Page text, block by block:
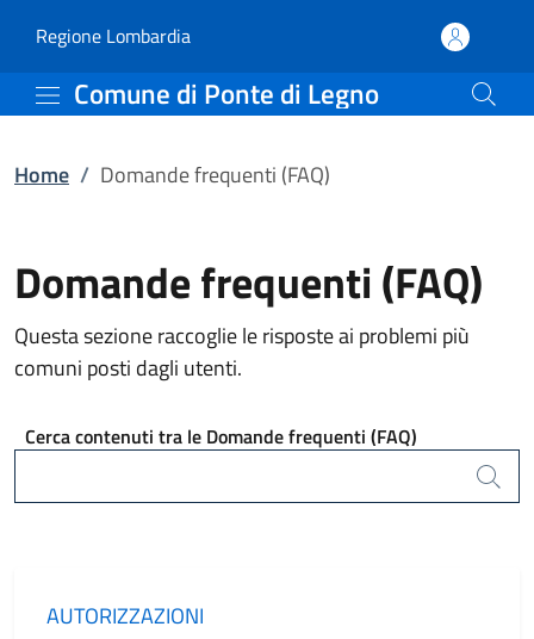
Domande frequenti
Regione Lombardia(apre in un'altra scheda).
Comune di Ponte di Legno
Home / Domande frequenti (FAQ)
Domande frequenti (FAQ)
Questa sezione raccoglie le risposte ai problemi più
comuni posti dagli utenti.
Cerca contenuti tra le Domande frequenti (FAQ)
Cerca
Categoria:
AUTORIZZAZIONI